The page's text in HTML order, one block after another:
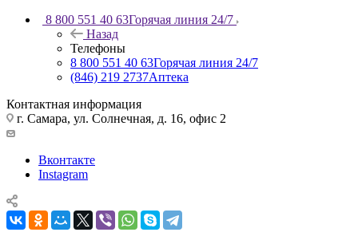
8 800 551 40 63Горячая линия 24/7
Назад
Телефоны
8 800 551 40 63Горячая линия 24/7
(846) 219 2737Аптека
Контактная информация
г. Самара, ул. Солнечная, д. 16, офис 2
Вконтакте
Instagram